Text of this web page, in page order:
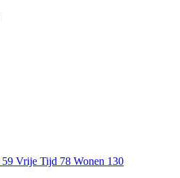
59 Vrije Tijd 78 Wonen 130